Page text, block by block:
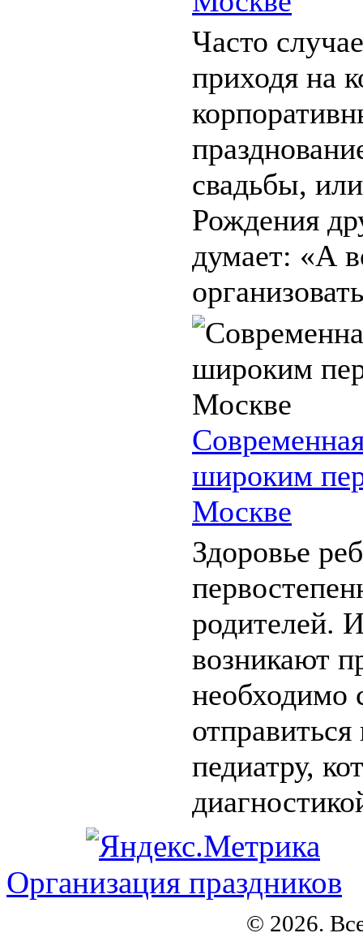
Часто
приходя на
свадьбы,
Рождения
думает: «А
широким
Москве
Здоровье
родителей.
возникают
необходимо
педиатру,
Организация праздников
© 2026.